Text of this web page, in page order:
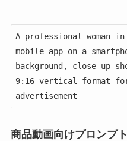
A professional woman
mobile app on a
background, close-up
9:16 vertical format
advertisement
商品動画向けプロンプト